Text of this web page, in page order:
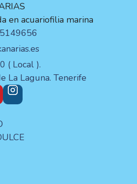
en acuariofilia marina
( Local ).
La Laguna. Tenerife